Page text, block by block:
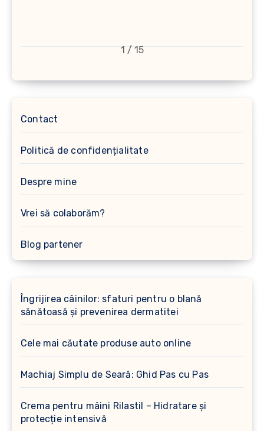
1 / 15
Contact
Politică de confidențialitate
Despre mine
Vrei să colaborăm?
Blog partener
Îngrijirea câinilor: sfaturi pentru o blană
sănătoasă și prevenirea dermatitei
Cele mai căutate produse auto online
Machiaj Simplu de Seară: Ghid Pas cu Pas
Crema pentru mâini Rilastil – Hidratare și
protecție intensivă